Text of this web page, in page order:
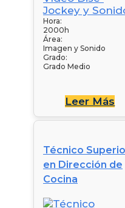
Hora:
2000h
Área:
Imagen y Sonido
Grado:
Grado Medio
Leer Más
Técnico
en Dirección de
Cocina